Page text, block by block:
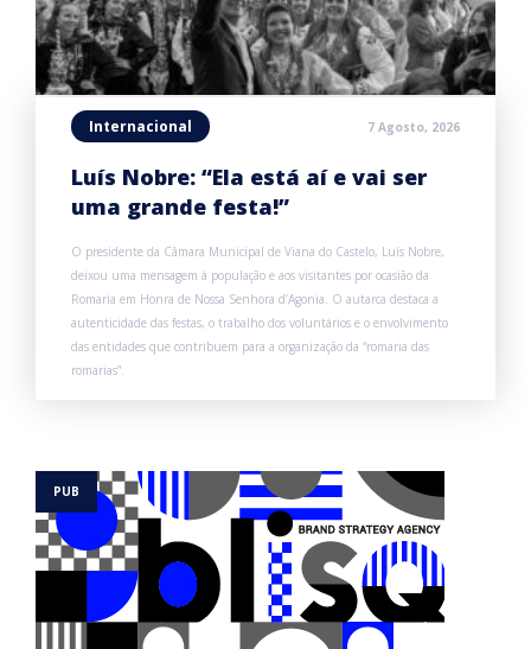
Internacional 7 Agosto, 2026
Luís Nobre: “Ela está aí e vai ser
uma grande festa!”
O presidente da Câmara Municipal de Viana do Castelo, Luís Nobre,
deixou uma mensagem à população e aos visitantes por ocasião da
Romaria em Honra de Nossa Senhora d’Agonia. O autarca destaca a
autenticidade das festas, o trabalho dos voluntários e o envolvimento
das entidades que contribuem para a organização da “romaria das
romarias”.